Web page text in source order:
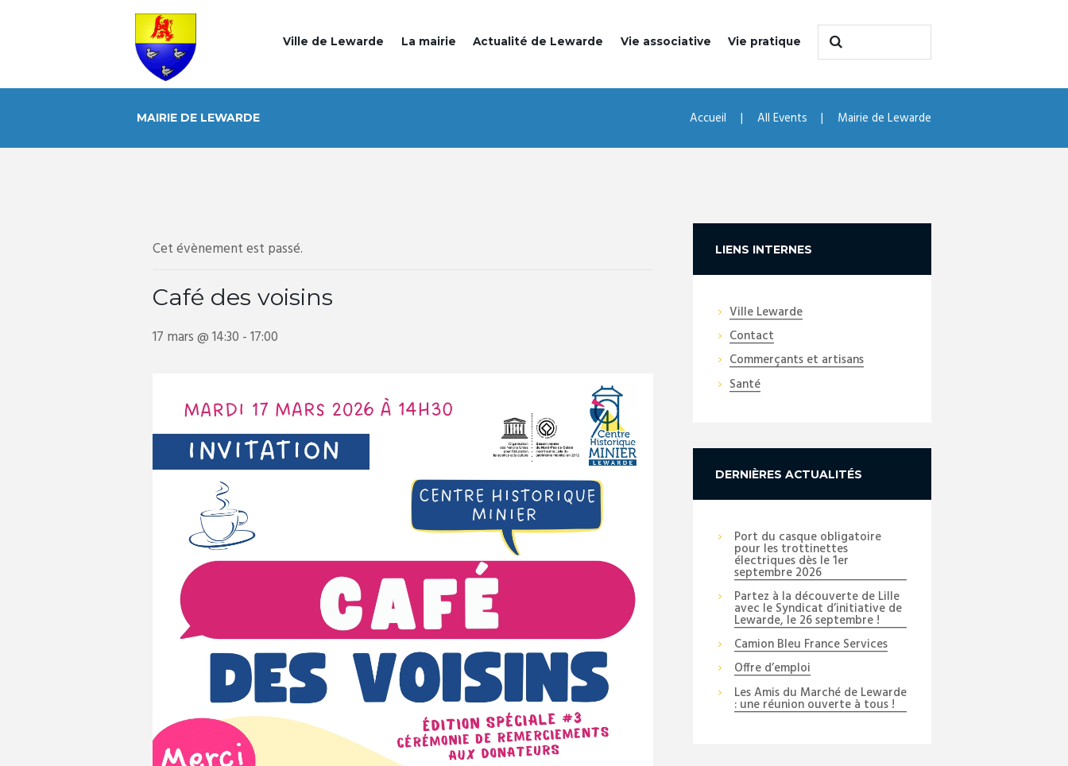
Ville de Lewarde La mairie Actualité de Lewarde Vie associative Vie pratique
MAIRIE DE LEWARDE Accueil All Events Mairie de Lewarde
Cet évènement est passé.
Café des voisins
17 mars @ 14:30 -17:00
LIENS INTERNES
Ville Lewarde
Contact
Commerçants et artisans
Santé
DERNIÈRES ACTUALITÉS
Port du casque obligatoire
pour les trottinettes
électriques dès le 1er
septembre 2026
Partez à la découverte de Lille
avec le Syndicat d’initiative de
Lewarde, le 26 septembre !
Camion Bleu France Services
Offre d’emploi
Les Amis du Marché de Lewarde
: une réunion ouverte à tous !